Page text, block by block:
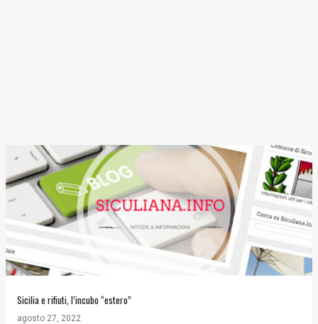
Sicilia e rifiuti, l’incubo “estero”
agosto 27, 2022